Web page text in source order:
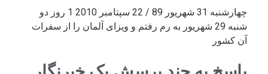
چهارشنبه 31 شهریور 89 / 22 سپتامبر 2010 1 روز دو
شنبه 29 شهریور به رم رفتم و ویزای آلمان را از سفرات
آن کشور